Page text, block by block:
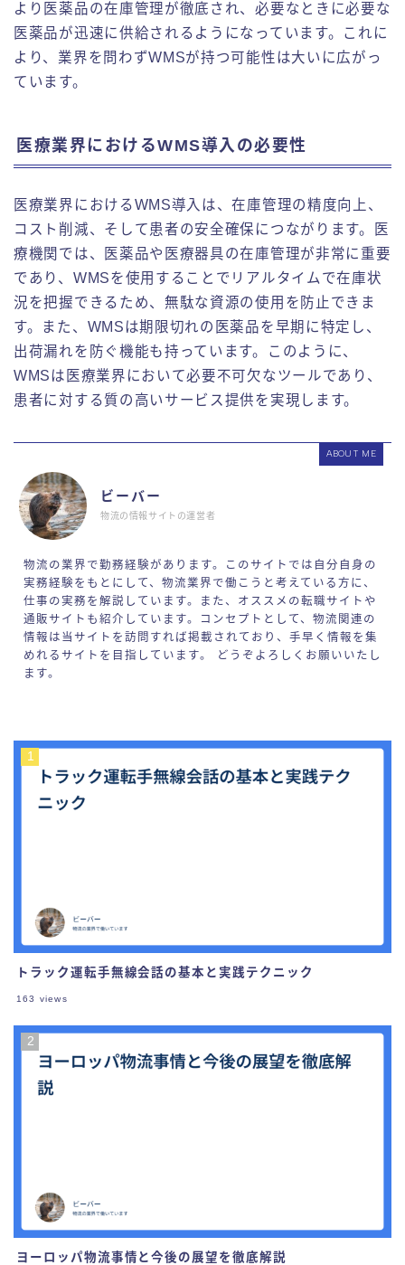
より医薬品の在庫管理が徹底され、必要なときに必要な
医薬品が迅速に供給されるようになっています。これに
より、業界を問わずWMSが持つ可能性は大いに広がっ
ています。
医療業界におけるWMS導入の必要性
医療業界におけるWMS導入は、在庫管理の精度向上、
コスト削減、そして患者の安全確保につながります。医
療機関では、医薬品や医療器具の在庫管理が非常に重要
であり、WMSを使用することでリアルタイムで在庫状
況を把握できるため、無駄な資源の使用を防止できま
す。また、WMSは期限切れの医薬品を早期に特定し、
出荷漏れを防ぐ機能も持っています。このように、
WMSは医療業界において必要不可欠なツールであり、
患者に対する質の高いサービス提供を実現します。
ABOUT ME
ビーバー
物流の情報サイトの運営者
物流の業界で勤務経験があります。このサイトでは自分自身の
実務経験をもとにして、物流業界で働こうと考えている方に、
仕事の実務を解説しています。また、オススメの転職サイトや
通販サイトも紹介しています。コンセプトとして、物流関連の
情報は当サイトを訪問すれば掲載されており、手早く情報を集
めれるサイトを目指しています。 どうぞよろしくお願いいたし
ます。
トラック運転手無線会話の基本と実践テクニック
163 views
ヨーロッパ物流事情と今後の展望を徹底解説